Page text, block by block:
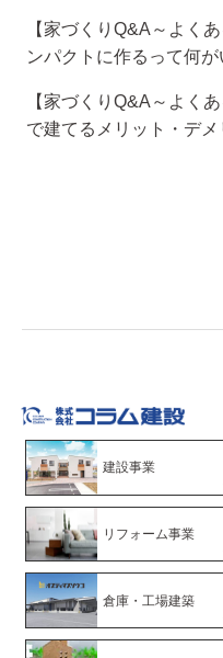
【家づくりQ&A～よく
ンパクトに作るって何が
【家づくりQ&A～よく
で建てるメリット・デメ
建設事業
リフォーム事業
倉庫・工場建築